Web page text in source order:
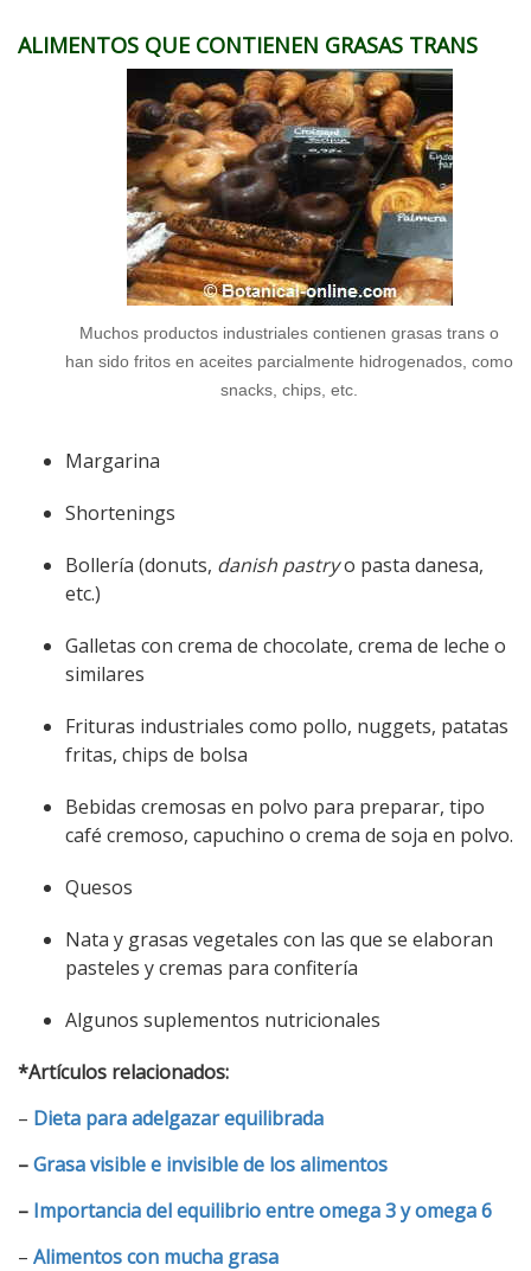
ALIMENTOS QUE CONTIENEN GRASAS TRANS
Muchos productos industriales contienen grasas trans o
han sido fritos en aceites parcialmente hidrogenados, como
snacks, chips, etc.
Margarina
Shortenings
Bollería (donuts, danish pastryo pasta danesa,
etc.)
Galletas con crema de chocolate, crema de leche o
similares
Frituras industriales como pollo, nuggets, patatas
fritas, chips de bolsa
Bebidas cremosas en polvo para preparar, tipo
café cremoso, capuchino o crema de soja en polvo.
Quesos
Nata y grasas vegetales con las que se elaboran
pasteles y cremas para confitería
Algunos suplementos nutricionales
*Artículos relacionados:
– Dieta para adelgazar equilibrada
–Grasa visible e invisible de los alimentos
– Importancia del equilibrio entre omega 3 y omega 6
– Alimentos con mucha grasa